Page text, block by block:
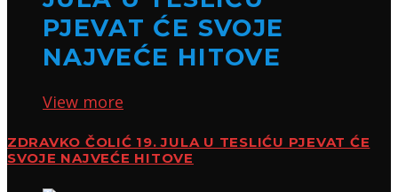
PJEVAT ĆE SVOJE
NAJVEĆE HITOVE
View more
ZDRAVKO ČOLIĆ 19. JULA U TESLIĆU PJEVAT ĆE
SVOJE NAJVEĆE HITOVE